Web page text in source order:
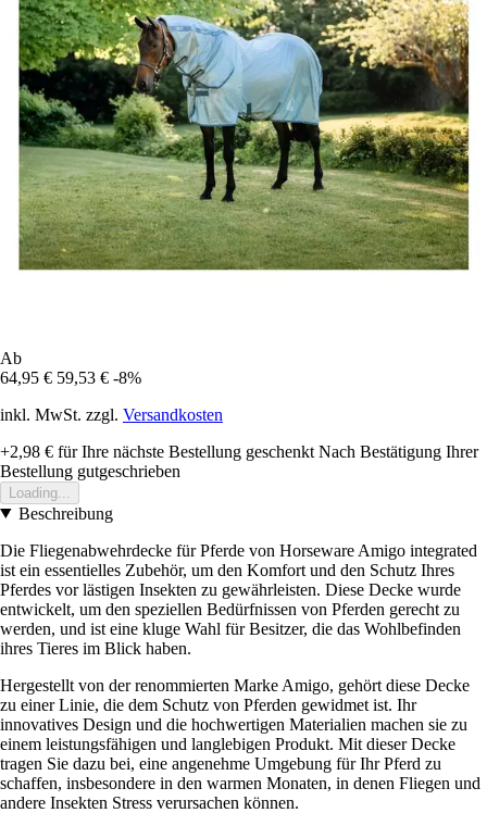
Ab
64,95 € 59,53 € -8%
inkl. MwSt. zzgl. Versandkosten
+2,98 € für Ihre nächste Bestellung geschenkt Nach Bestätigung Ihrer
Bestellung gutgeschrieben
Loading...
Beschreibung
Die Fliegenabwehrdecke für Pferde von Horseware Amigo integrated
ist ein essentielles Zubehör, um den Komfort und den Schutz Ihres
Pferdes vor lästigen Insekten zu gewährleisten. Diese Decke wurde
entwickelt, um den speziellen Bedürfnissen von Pferden gerecht zu
werden, und ist eine kluge Wahl für Besitzer, die das Wohlbefinden
ihres Tieres im Blick haben.
Hergestellt von der renommierten Marke Amigo, gehört diese Decke
zu einer Linie, die dem Schutz von Pferden gewidmet ist. Ihr
innovatives Design und die hochwertigen Materialien machen sie zu
einem leistungsfähigen und langlebigen Produkt. Mit dieser Decke
tragen Sie dazu bei, eine angenehme Umgebung für Ihr Pferd zu
schaffen, insbesondere in den warmen Monaten, in denen Fliegen und
andere Insekten Stress verursachen können.